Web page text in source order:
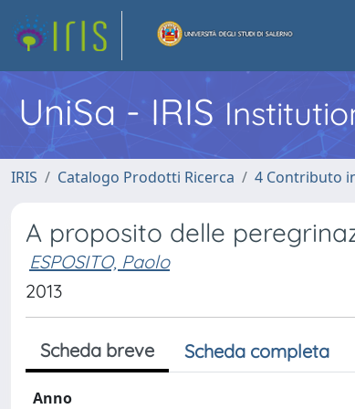
UniSa - IRIS
IRIS Catalogo Prodotti Ricerca 4 Contributo
A proposito delle
ESPOSITO, Paolo
2013
Scheda breve Scheda completa
Anno